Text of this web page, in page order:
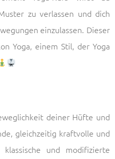
zu verlassen und dich
einzulassen. Dieser
Yoga, einem Stil, der Yoga
deiner Hüfte und
gleichzeitig kraftvolle und
und modifizierte